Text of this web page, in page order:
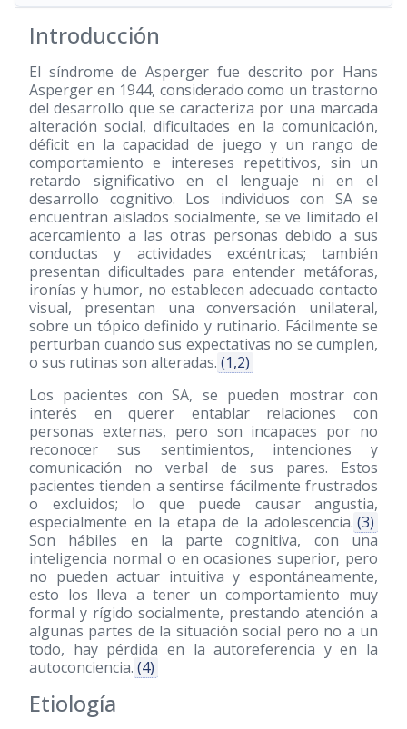
Introducción
El síndrome de Asperger fue descrito por Hans
Asperger en 1944, considerado como un trastorno
del desarrollo que se caracteriza por una marcada
alteración social, dificultades en la comunicación,
déficit en la capacidad de juego y un rango de
comportamiento e intereses repetitivos, sin un
retardo significativo en el lenguaje ni en el
desarrollo cognitivo. Los individuos con SA se
encuentran aislados socialmente, se ve limitado el
acercamiento a las otras personas debido a sus
conductas y actividades excéntricas; también
presentan dificultades para entender metáforas,
ironías y humor, no establecen adecuado contacto
visual, presentan una conversación unilateral,
sobre un tópico definido y rutinario. Fácilmente se
perturban cuando sus expectativas no se cumplen,
o sus rutinas son alteradas. (1,2)
Los pacientes con SA, se pueden mostrar con
interés en querer entablar relaciones con
personas externas, pero son incapaces por no
reconocer sus sentimientos, intenciones y
comunicación no verbal de sus pares. Estos
pacientes tienden a sentirse fácilmente frustrados
o excluidos; lo que puede causar angustia,
especialmente en la etapa de la adolescencia. (3)
Son hábiles en la parte cognitiva, con una
inteligencia normal o en ocasiones superior, pero
no pueden actuar intuitiva y espontáneamente,
esto los lleva a tener un comportamiento muy
formal y rígido socialmente, prestando atención a
algunas partes de la situación social pero no a un
todo, hay pérdida en la autoreferencia y en la
autoconciencia. (4)
Etiología